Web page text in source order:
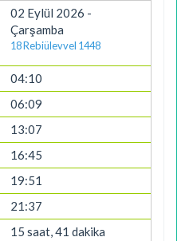
02 Eylül 2026 -
Çarşamba
18 Rebiülevvel 1448
04:10
06:09
13:07
16:45
19:51
21:37
15 saat, 41 dakika